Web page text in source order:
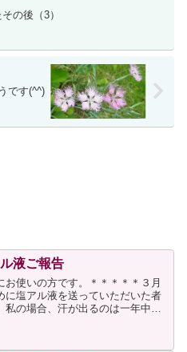
の後（3）
です(^^)
液ご報告
お使いの方です。＊＊＊＊＊３月
に塩アル液を送っていただいた者
私の場合、汗が出るのは一年中と